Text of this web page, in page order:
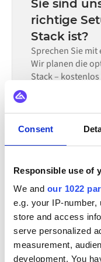
Consent
Responsible use of
We and our 1022
e.g. your IP-
store and access
serve personalized
measurement,
development. You
allein nicht ausreicht.
erforderlichen
Prüfprozess.
Systeme sind im
Einrichtungszeit
Sie sind
richtige
Stack ist?
Sprechen Sie
Wir planen die
Stack –
INTEGRIERBAR
Orisha
Alle Specter